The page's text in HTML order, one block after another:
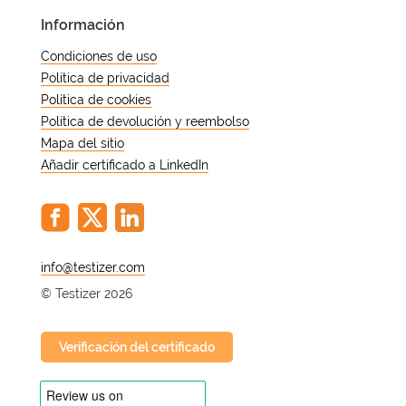
fiable y eficaz.
Información
Condiciones de uso
Política de privacidad
Política de cookies
Política de devolución y reembolso
Mapa del sitio
Añadir certificado a LinkedIn
@
© Testizer 2026
Verificación del certificado